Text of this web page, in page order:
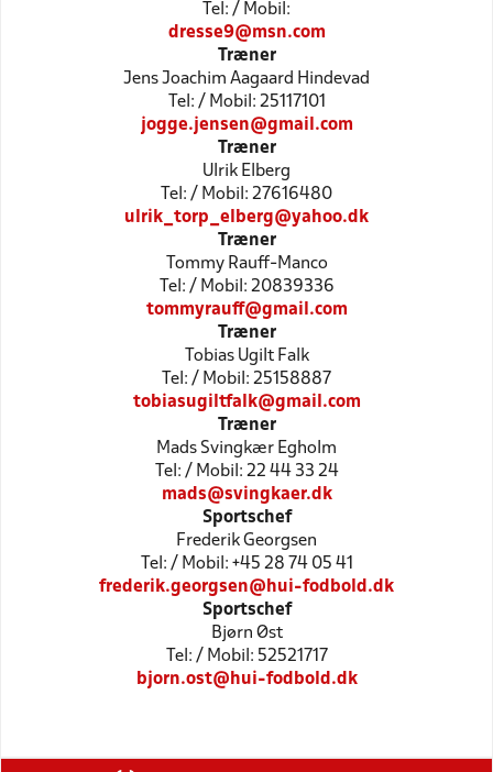
Tel: / Mobil:
dresse9@msn.com
Træner
Jens Joachim Aagaard Hindevad
Tel: / Mobil: 25117101
jogge.jensen@gmail.com
Træner
Ulrik Elberg
Tel: / Mobil: 27616480
ulrik_torp_elberg@yahoo.dk
Træner
Tommy Rauff-Manco
Tel: / Mobil: 20839336
tommyrauff@gmail.com
Træner
Tobias Ugilt Falk
Tel: / Mobil: 25158887
tobiasugiltfalk@gmail.com
Træner
Mads Svingkær Egholm
Tel: / Mobil: 22 44 33 24
mads@svingkaer.dk
Sportschef
Frederik Georgsen
Tel: / Mobil: +45 28 74 05 41
frederik.georgsen@hui-fodbold.dk
Sportschef
Bjørn Øst
Tel: / Mobil: 52521717
bjorn.ost@hui-fodbold.dk